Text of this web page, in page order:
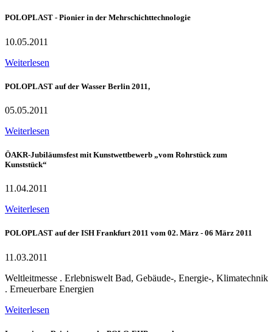
POLOPLAST - Pionier in der Mehrschichttechnologie
10.05.2011
Weiterlesen
POLOPLAST auf der Wasser Berlin 2011,
05.05.2011
Weiterlesen
ÖAKR-Jubiläumsfest mit Kunstwettbewerb „vom Rohrstück zum
Kunststück“
11.04.2011
Weiterlesen
POLOPLAST auf der ISH Frankfurt 2011 vom 02. März - 06 März 2011
11.03.2011
Weltleitmesse . Erlebniswelt Bad, Gebäude-, Energie-, Klimatechnik
. Erneuerbare Energien
Weiterlesen